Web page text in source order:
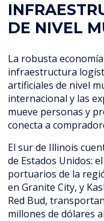
DE NIVEL
La robusta
infraestructura
artificiales de nivel
internacional y las
mueve personas y
conecta a
El sur de Illinois
de Estados Unidos:
portuarios de la
en Granite City, y
Red Bud,
millones de dólares